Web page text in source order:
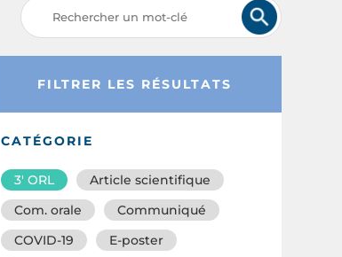
FILTRER LES RÉSULTATS
CATÉGORIE
3′ ORL
Article scientifique
Com. orale
Communiqué
COVID-19
E-poster